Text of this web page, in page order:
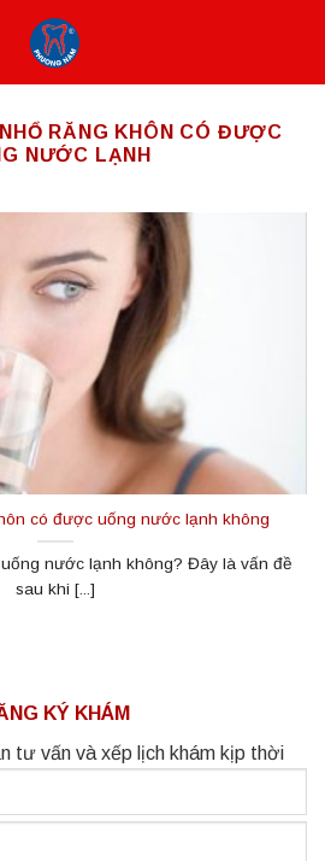
NHỔ RĂNG KHÔN CÓ ĐƯỢC
NƯỚC LẠNH
có được uống nước lạnh không
nước lạnh không? Đây là vấn đề
sau khi [...]
KÝ KHÁM
tư vấn và xếp lịch khám kịp thời